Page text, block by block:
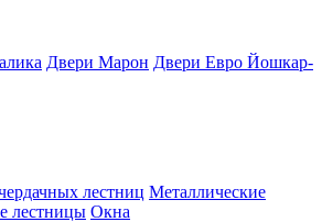
Двери Марон Двери Евро Йошкар-
лестниц Металлические
лестницы Окна